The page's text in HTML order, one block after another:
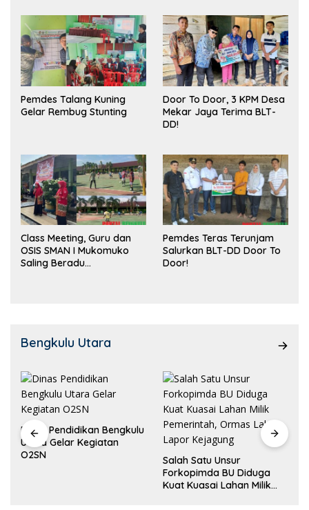
Pasar
Pemdes Talang Kuning
Gelar Rembug Stunting
Door To Door, 3 KPM Desa
Mekar Jaya Terima BLT-
DD!
Class Meeting, Guru dan
OSIS SMAN I Mukomuko
Saling Beradu
Pemdes Teras Terunjam
Salurkan BLT-DD Door To
Door!
Bengkulu Utara
Dinas Pendidikan Bengkulu
Utara Gelar Kegiatan
O2SN
Salah Satu Unsur
Forkopimda BU Diduga
Kuat Kuasai Lahan Milik